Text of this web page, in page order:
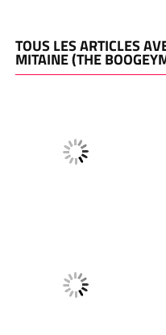
TOUS LES ARTICLES
MITAINE (THE